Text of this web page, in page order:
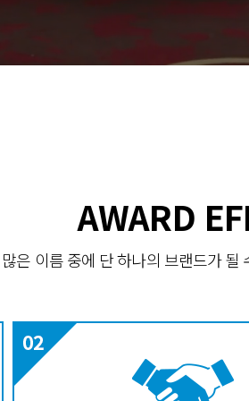
AWARD
은 이름 중에 단 하나의 브랜드가 될